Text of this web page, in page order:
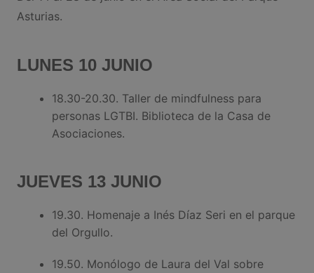
Asturias.
LUNES 10 JUNIO
18.30-20.30. Taller de mindfulness para
personas LGTBI. Biblioteca de la Casa de
Asociaciones.
JUEVES 13 JUNIO
19.30. Homenaje a Inés Díaz Seri en el parque
del Orgullo.
19.50. Monólogo de Laura del Val sobre